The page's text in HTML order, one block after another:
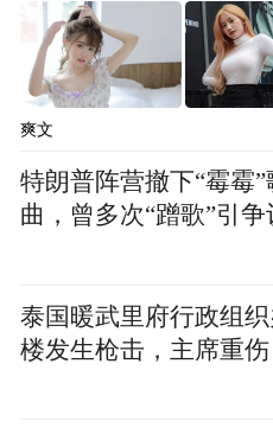
乡村不少村级公路的
青松，而非古柏。还
样十分好看。那一片
何比我们家乡的更加
的差异，还是品种的
爽文
特朗普阵营撤下“霉霉”
曲，曾多次“蹭歌”引争
泰国暖武里府行政组
楼发生枪击，主席重伤